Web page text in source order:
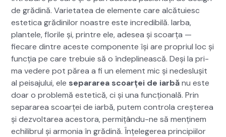
de grăd­ină. Vari­etatea de ele­mente care alcă­tu­i­esc
estet­i­ca gră­dinilor noas­tre este incred­i­bilă. Iar­ba,
plantele, flo­rile și, print­re ele, ade­sea și scoarța —
fiecare din­tre aces­te com­po­nente își are pro­pri­ul loc și
funcția pe care tre­buie să o îndeplin­ească. Deși la pri­
ma vedere pot părea a fi un ele­ment mic și nedeslușit
al peisaju­lui, ele sep­a­rarea scoarței de iar­bănu este
doar o prob­lemă estet­ică, ci și una funcțion­ală. Prin
sep­a­rarea scoarței de iar­bă, putem con­tro­la creșterea
și dez­voltarea aces­to­ra, per­mițân­du-ne să menținem
echili­brul și armo­nia în grăd­ină. Înțelegerea prin­cipi­ilor